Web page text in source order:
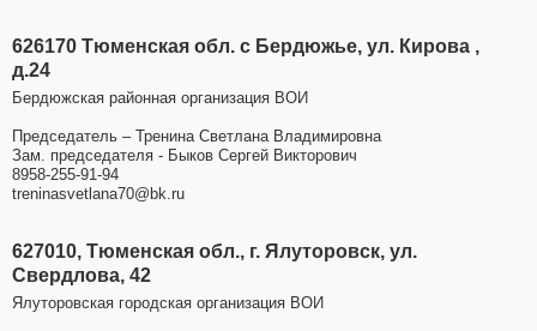
626170 Тюменская обл. с Бердюжье, ул. Кирова ,
д.24
Бердюжская районная организация ВОИ
Председатель – Тренина Светлана Владимировна
Зам. председателя - Быков Сергей Викторович
8958-255-91-94
treninasvetlana70@bk.ru
627010, Тюменская обл., г. Ялуторовск, ул.
Свердлова, 42
Ялуторовская городская организация ВОИ